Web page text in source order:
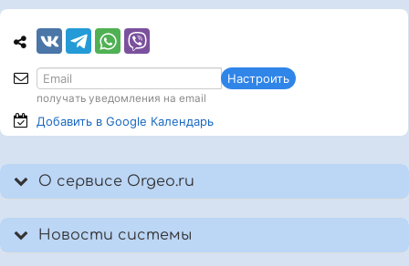
Настроить
получать уведомления на email
Добавить в Google Календарь
О сервисе Orgeo.ru
Новости системы